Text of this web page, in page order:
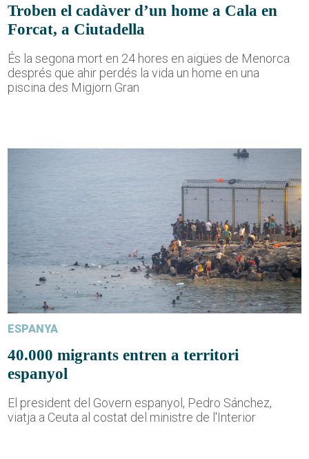
Troben el cadàver d’un home a Cala en
Forcat, a Ciutadella
És la segona mort en 24 hores en aigües de Menorca
després que ahir perdés la vida un home en una
piscina des Migjorn Gran
ESPANYA
40.000 migrants entren a territori
espanyol
El president del Govern espanyol, Pedro Sánchez,
viatja a Ceuta al costat del ministre de l'Interior